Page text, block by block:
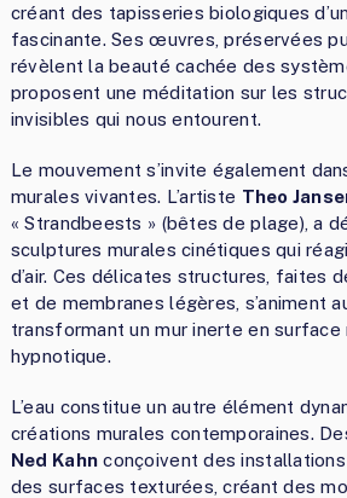
créant des tapisseries biologiques
fascinante. Ses œuvres, préservées
révèlent la beauté cachée des
proposent une méditation sur les
invisibles qui nous entourent.
Le mouvement s’invite également
murales vivantes. L’artiste Theo
« Strandbeests » (bêtes de plage), a
sculptures murales cinétiques qui
d’air. Ces délicates structures, faites
et de membranes légères, s’animent
transformant un mur inerte en
hypnotique.
L’eau constitue un autre élément
créations murales contemporaines.
Ned Kahn conçoivent des installations
des surfaces texturées, créant des